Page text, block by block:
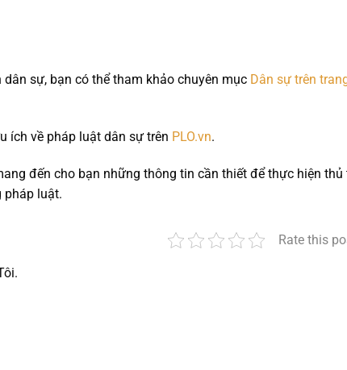
sự, bạn có thể tham khảo chuyên mục Dân sự trên
ích về pháp luật dân sự trên PLO.vn.
đến cho bạn những thông tin cần thiết để thực hiện thủ
pháp luật.
Rate this